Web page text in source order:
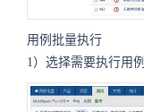
用例批量执行
1）选择需要执行用例